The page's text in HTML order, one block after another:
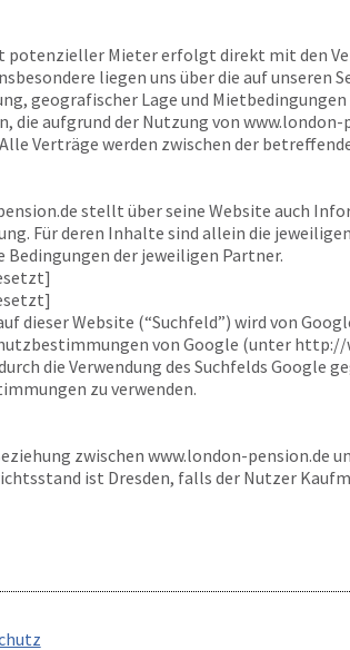
potenzieller Mieter erfolgt direkt mit den
liegen uns über die auf
geografischer Lage und
die aufgrund der Nutzung von www.london-
Verträge werden zwischen der
stellt über seine Website auch
Für deren Inhalte sind allein die
Bedingungen der jeweiligen Partner.
dieser Website (“Suchfeld”) wird von
von Google (unter
die Verwendung des Suchfelds
zu verwenden.
zwischen www.london-pension.de
ist Dresden, falls der Nutzer